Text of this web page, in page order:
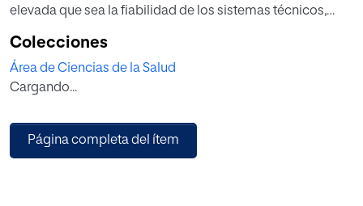
elevada que sea la fiabilidad de los sistemas técnicos,
seres humanos que cometen errores por naturaleza. El
error humano, actualmente se
encuentra en el origen del 80% de los accidentes e
riesgos derivados de la conducta humana cobren una
especial importancia en la gestión de la
Colecciones
Área de Ciencias de la Salud
Cargando...
Página completa del ítem